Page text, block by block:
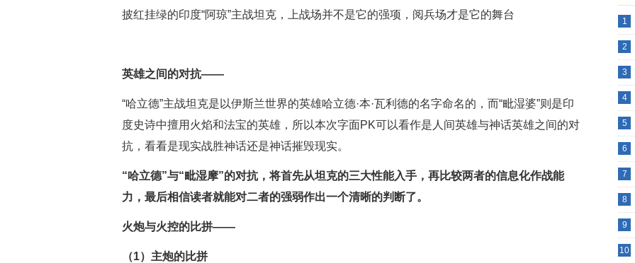
披红挂绿的印度“阿琼”主战坦克，上战场并不是它的强项，阅兵场才是它的舞台
英雄之间的对抗——
“哈立德”主战坦克是以伊斯兰世界的英雄哈立德·本·瓦利德的名字命名的，而“毗湿婆”则是印
度史诗中擅用火焰和法宝的英雄，所以本次字面PK可以看作是人间英雄与神话英雄之间的对
抗，看看是现实战胜神话还是神话摧毁现实。
“哈立德”与“毗湿摩”的对抗，将首先从坦克的三大性能入手，再比较两者的信息化作战能
力，最后相信读者就能对二者的强弱作出一个清晰的判断了。
火炮与火控的比拼——
（1）主炮的比拼
1
2
3
4
5
6
7
8
9
10